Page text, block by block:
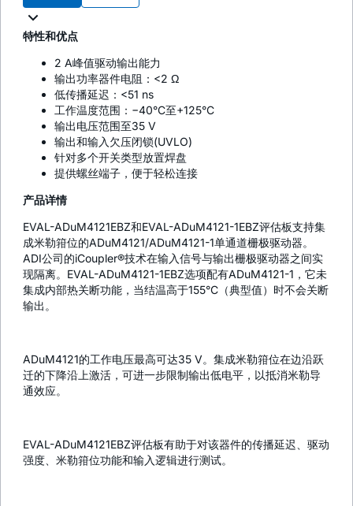
特性和优点
2 A峰值驱动输出能力
输出功率器件电阻：<2 Ω
低传播延迟：<51 ns
工作温度范围：−40°C至+125°C
输出电压范围至35 V
输出和输入欠压闭锁(UVLO)
针对多个开关类型放置焊盘
提供螺丝端子，便于轻松连接
产品详情
EVAL-ADuM4121EBZ和EVAL-ADuM4121-1EBZ评估板支持集
成米勒箝位的ADuM4121/ADuM4121-1单通道栅极驱动器。
ADI公司的iCoupler®技术在输入信号与输出栅极驱动器之间实
现隔离。EVAL-ADuM4121-1EBZ选项配有ADuM4121-1，它未
集成内部热关断功能，当结温高于155°C（典型值）时不会关断
输出。
ADuM4121的工作电压最高可达35 V。集成米勒箝位在边沿跃
迁的下降沿上激活，可进一步限制输出低电平，以抵消米勒导
通效应。
EVAL-ADuM4121EBZ评估板有助于对该器件的传播延迟、驱动
强度、米勒箝位功能和输入逻辑进行测试。